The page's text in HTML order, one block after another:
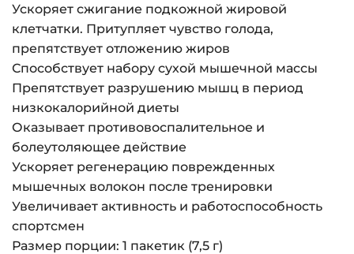
Ускоряет сжигание подкожной жировой
клетчатки. Притупляет чувство голода,
препятствует отложению жиров
Способствует набору сухой мышечной массы
Препятствует разрушению мышц в период
низкокалорийной диеты
Оказывает противовоспалительное и
болеутоляющее действие
Ускоряет регенерацию поврежденных
мышечных волокон после тренировки
Увеличивает активность и работоспособность
спортсмен
Размер порции: 1 пакетик (7,5 г)